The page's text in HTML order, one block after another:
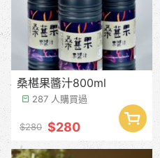
桑椹果醬汁800ml
287 人購買過
$280 $280